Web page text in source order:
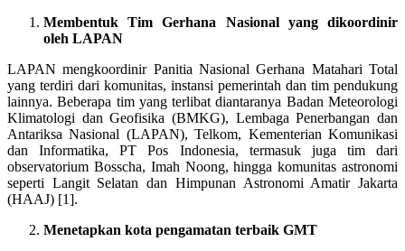
Membentuk Tim Gerhana Nasional yang dikoordinir
oleh LAPAN
LAPAN mengkoordinir Panitia Nasional Gerhana Matahari Total
yang terdiri dari komunitas, instansi pemerintah dan tim pendukung
lainnya. Beberapa tim yang terlibat diantaranya Badan Meteorologi
Klimatologi dan Geofisika (BMKG), Lembaga Penerbangan dan
Antariksa Nasional (LAPAN), Telkom, Kementerian Komunikasi
dan Informatika, PT Pos Indonesia, termasuk juga tim dari
observatorium Bosscha, Imah Noong, hingga komunitas astronomi
seperti Langit Selatan dan Himpunan Astronomi Amatir Jakarta
(HAAJ) [1].
Menetapkan kota pengamatan terbaik GMT